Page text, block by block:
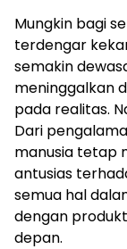
Mungkin bagi
terdengar
semakin
meninggalkan
pada realitas.
Dari
manusia tetap
antusias
semua hal
dengan
depan.